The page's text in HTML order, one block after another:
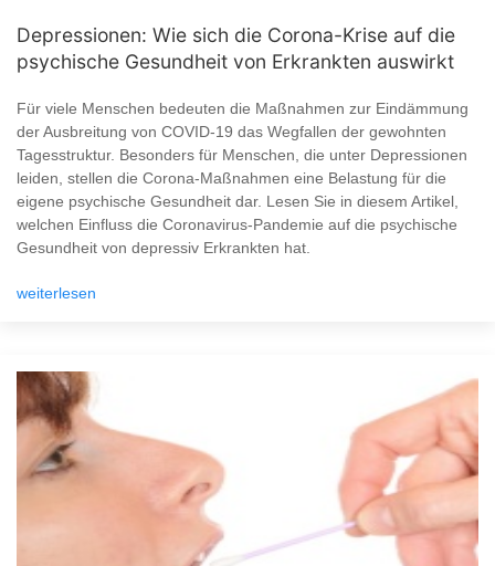
Depressionen: Wie sich die Corona-Krise auf die
psychische Gesundheit von Erkrankten auswirkt
Für viele Menschen bedeuten die Maßnahmen zur Eindämmung
der Ausbreitung von COVID-19 das Wegfallen der gewohnten
Tagesstruktur. Besonders für Menschen, die unter Depressionen
leiden, stellen die Corona-Maßnahmen eine Belastung für die
eigene psychische Gesundheit dar. Lesen Sie in diesem Artikel,
welchen Einfluss die Coronavirus-Pandemie auf die psychische
Gesundheit von depressiv Erkrankten hat.
weiterlesen